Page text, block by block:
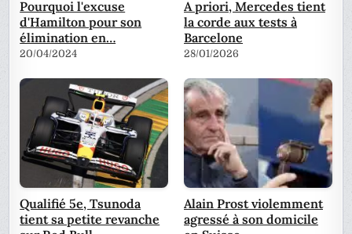
Pourquoi l'excuse
d'Hamilton pour son
élimination en…
20/04/2024
A priori, Mercedes tient
la corde aux tests à
Barcelone
28/01/2026
Qualifié 5e, Tsunoda
tient sa petite revanche
Alain Prost violemment
agressé à son domicile